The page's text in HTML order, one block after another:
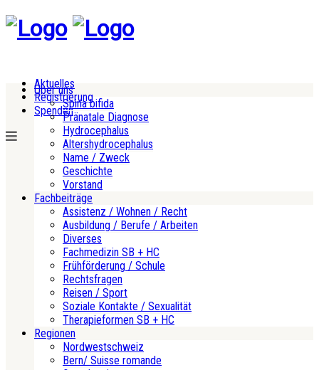
Aktuelles
Registrierung
Spenden
Über uns
Spina bifida
Pränatale Diagnose
Hydrocephalus
Altershydrocephalus
Name / Zweck
Geschichte
Vorstand
Fachbeiträge
Assistenz / Wohnen / Recht
Ausbildung / Berufe / Arbeiten
Diverses
Fachmedizin SB + HC
Frühförderung / Schule
Rechtsfragen
Reisen / Sport
Soziale Kontakte / Sexualität
Therapieformen SB + HC
Regionen
Nordwestschweiz
Bern/ Suisse romande